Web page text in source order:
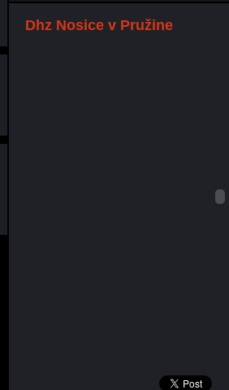
Dhz Nosice v Pružine